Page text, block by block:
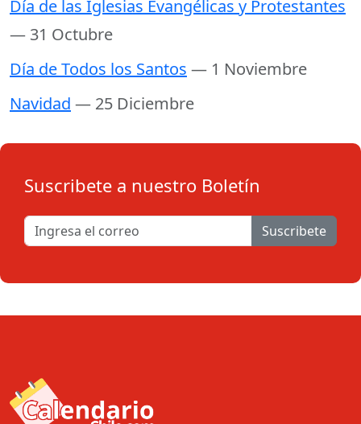
Día de las Iglesias Evangélicas y Protestantes
— 31 Octubre
Día de Todos los Santos — 1 Noviembre
Navidad — 25 Diciembre
Suscribete a nuestro Boletín
Suscribete